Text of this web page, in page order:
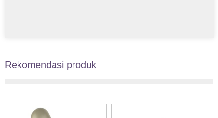
Rekomendasi produk